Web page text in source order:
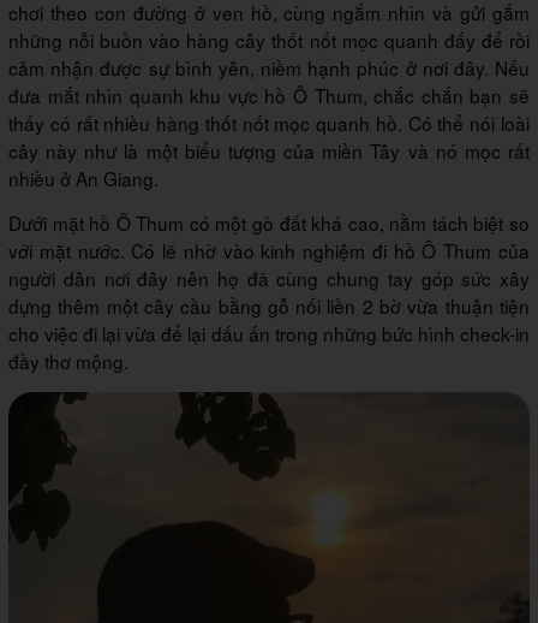
chơi theo con đường ở ven hồ, cùng ngắm nhìn và gửi gắm
những nỗi buồn vào hàng cây thốt nốt mọc quanh đấy để rồi
cảm nhận được sự bình yên, niềm hạnh phúc ở nơi đây. Nếu
đưa mắt nhìn quanh khu vực hồ Ô Thum, chắc chắn bạn sẽ
thấy có rất nhiều hàng thốt nốt mọc quanh hồ. Có thể nói loài
cây này như là một biểu tượng của miền Tây và nó mọc rất
nhiều ở An Giang.
Dưới mặt hồ Ô Thum có một gò đất khá cao, nằm tách biệt so
với mặt nước. Có lẽ nhờ vào kinh nghiệm đi hồ Ô Thum của
người dân nơi đây nên họ đã cùng chung tay góp sức xây
dựng thêm một cây cầu bằng gỗ nối liền 2 bờ vừa thuận tiện
cho việc đi lại vừa để lại dấu ấn trong những bức hình check-in
đầy thơ mộng.